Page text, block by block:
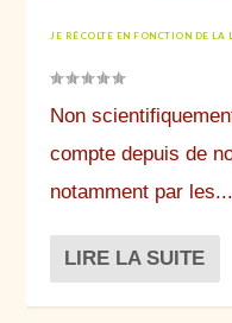
JE RÉCOLTE EN FONCTION DE LA
Non
compte depuis de
notamment par les...
LIRE LA SUITE